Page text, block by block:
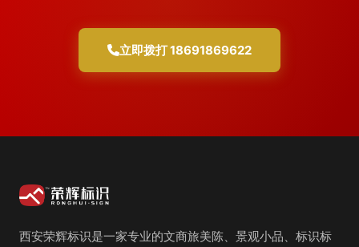
立即拨打 18691869622
西安荣辉标识是一家专业的文商旅美陈、景观小品、标识标